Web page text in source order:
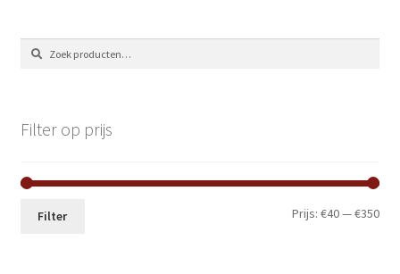
Zoeken
naar:
Zoeken
Filter op prijs
Min.
Filter Prijs:€40—€350